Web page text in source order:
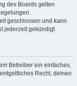
des Boards gelten
geschlossen und kann
jederzeit gekündigt
Betreiber ein einfaches,
Recht, deinen